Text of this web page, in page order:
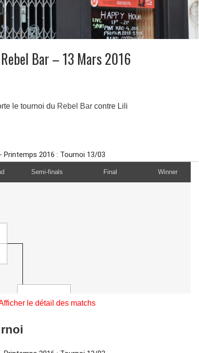
Bar – 13 Mars 2016
le tournoi du Rebel Barcontre Lili
le détail des matchs